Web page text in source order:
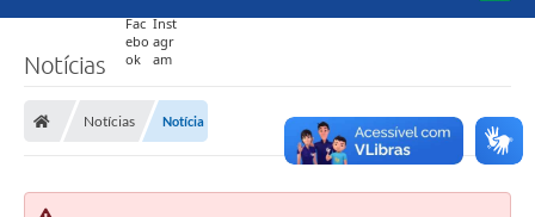
Notícias
Notícias Notícia